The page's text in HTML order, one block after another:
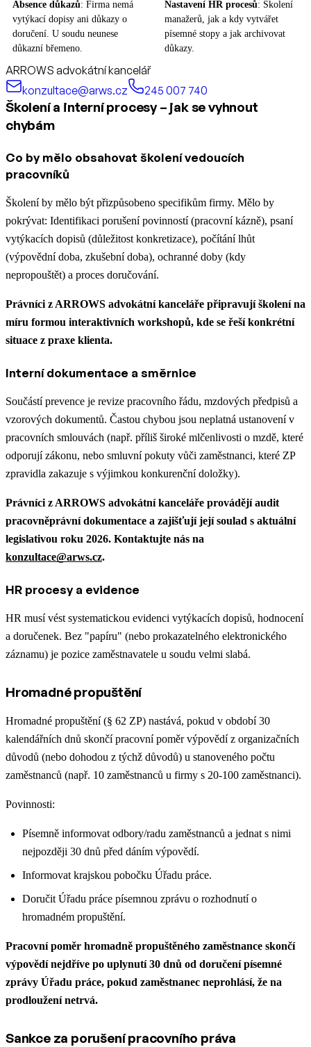
Absence důkazů: Firma nemá
vytýkací dopisy ani důkazy o
doručení. U soudu neunese
důkazní břemeno.
Nastavení HR procesů: Školení
manažerů, jak a kdy vytvářet
písemné stopy a jak archivovat
důkazy.
ARROWS advokátní kancelář
konzultace@arws.cz
245 007 740
Školení a interní procesy – jak se vyhnout
chybám
Co by mělo obsahovat školení vedoucích
pracovníků
Školení by mělo být přizpůsobeno specifikům firmy. Mělo by
pokrývat: Identifikaci porušení povinností (pracovní kázně), psaní
vytýkacích dopisů (důležitost konkretizace), počítání lhůt
(výpovědní doba, zkušební doba), ochranné doby (kdy
nepropouštět) a proces doručování.
Právníci z ARROWS advokátní kanceláře připravují školení na
míru formou interaktivních workshopů, kde se řeší konkrétní
situace z praxe klienta.
Interní dokumentace a směrnice
Součástí prevence je revize pracovního řádu, mzdových předpisů a
vzorových dokumentů. Častou chybou jsou neplatná ustanovení v
pracovních smlouvách (např. příliš široké mlčenlivosti o mzdě, které
odporují zákonu, nebo smluvní pokuty vůči zaměstnanci, které ZP
zpravidla zakazuje s výjimkou konkurenční doložky).
Právníci z ARROWS advokátní kanceláře provádějí audit
pracovněprávní dokumentace a zajišťují její soulad s aktuální
legislativou roku 2026. Kontaktujte nás na
konzultace@arws.cz.
HR procesy a evidence
HR musí vést systematickou evidenci vytýkacích dopisů, hodnocení
a doručenek. Bez "papíru" (nebo prokazatelného elektronického
záznamu) je pozice zaměstnavatele u soudu velmi slabá.
Hromadné propuštění
Hromadné propuštění (§ 62 ZP) nastává, pokud v období 30
kalendářních dnů skončí pracovní poměr výpovědí z organizačních
důvodů (nebo dohodou z týchž důvodů) u stanoveného počtu
zaměstnanců (např. 10 zaměstnanců u firmy s 20-100 zaměstnanci).
Povinnosti:
Písemně informovat odbory/radu zaměstnanců a jednat s nimi
nejpozději 30 dnů před dáním výpovědí.
Informovat krajskou pobočku Úřadu práce.
Doručit Úřadu práce písemnou zprávu o rozhodnutí o
hromadném propuštění.
Pracovní poměr hromadně propuštěného zaměstnance skončí
výpovědí nejdříve po uplynutí 30 dnů od doručení písemné
zprávy Úřadu práce, pokud zaměstnanec neprohlásí, že na
prodloužení netrvá.
Sankce za porušení pracovního práva